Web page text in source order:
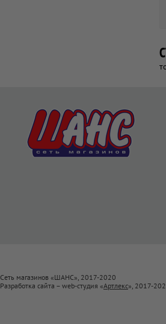
Сеть магазинов «ШАНС», 2017-2020
Разработка сайта – web-студия «Артлекс», 2017-